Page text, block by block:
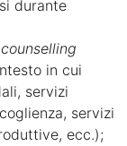
durante
counselling
in cui
servizi
servizi
ecc.);